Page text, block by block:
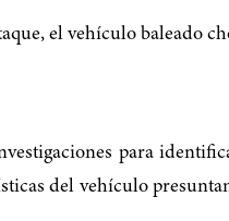
el vehículo baleado
para
del vehículo